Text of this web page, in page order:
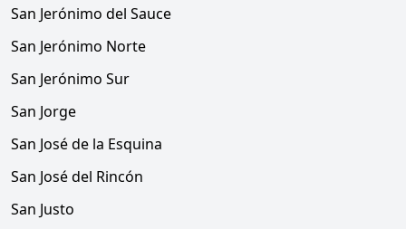
San Jerónimo del Sauce
San Jerónimo Norte
San Jerónimo Sur
San Jorge
San José de la Esquina
San José del Rincón
San Justo